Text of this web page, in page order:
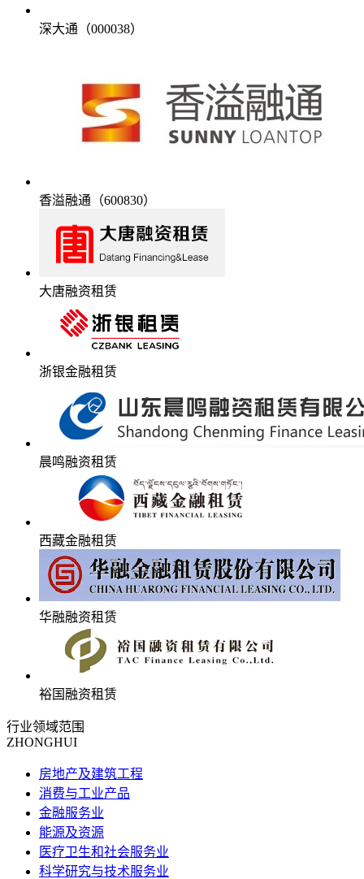
深大通（000038）
香溢融通（600830）
大唐融资租赁
浙银金融租赁
晨鸣融资租赁
西藏金融租赁
华融融资租赁
裕国融资租赁
行业领域范围
ZHONGHUI
房地产及建筑工程
消费与工业产品
金融服务业
能源及资源
医疗卫生和社会服务业
科学研究与技术服务业